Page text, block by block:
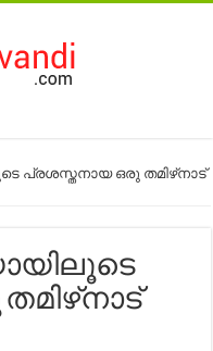
പ്രശസ്തനായ ഒരു തമിഴ്‌നാട്